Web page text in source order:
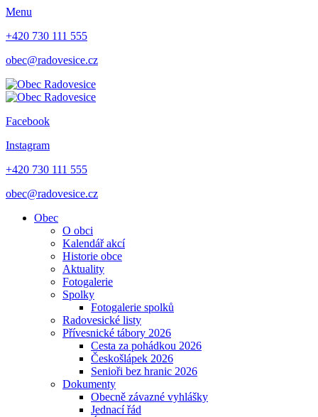
Menu
+420 730 111 555
obec@radovesice.cz
Facebook
Instagram
+420 730 111 555
obec@radovesice.cz
Obec
O obci
Kalendář akcí
Historie obce
Aktuality
Fotogalerie
Spolky
Fotogalerie spolků
Radovesické listy
Přívesnické tábory 2026
Cesta za pohádkou 2026
Českošlápek 2026
Senioři bez hranic 2026
Dokumenty
Obecně závazné vyhlášky
Jednací řád